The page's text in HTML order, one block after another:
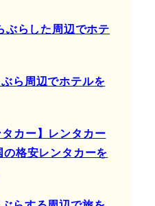
ぶらした周辺でホテ
ぶら周辺でホテルを
カー】レンタカー
格安レンタカーを